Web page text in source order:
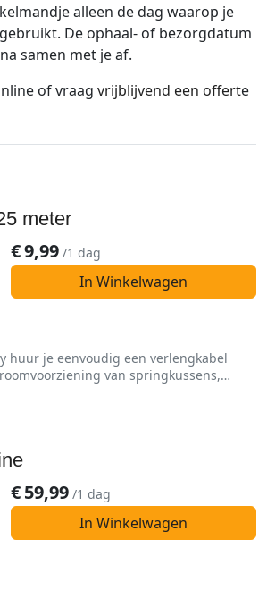
alleen de dag waarop je
De ophaal- of bezorgdatum
samen met je af.
of vraag vrijblijvend een offerte
meter
€9,99 /1 dag
In Winkelwagen
huur je eenvoudig een verlengkabel
van springkussens,
€59,99 /1 dag
In Winkelwagen